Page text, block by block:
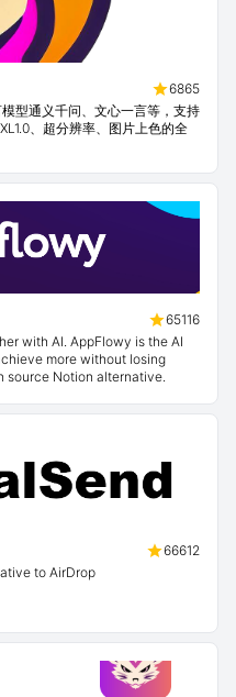
6865
型通义千问、文心一言等，支持
、超分辨率、图片上色的全
65116
with AI. AppFlowy is the AI
more without losing
source Notion alternative.
66612
to AirDrop